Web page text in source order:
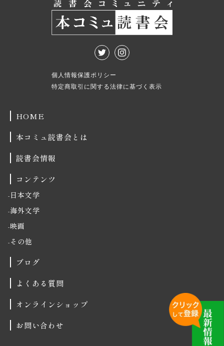
個人情報保護ポリシー
特定商取引に関する法律に基づく表示
HOME
本コミュ読書会とは
読書会情報
コンテンツ
日本文学
海外文学
映画
その他
ブログ
よくある質問
オンラインショップ
お問い合わせ